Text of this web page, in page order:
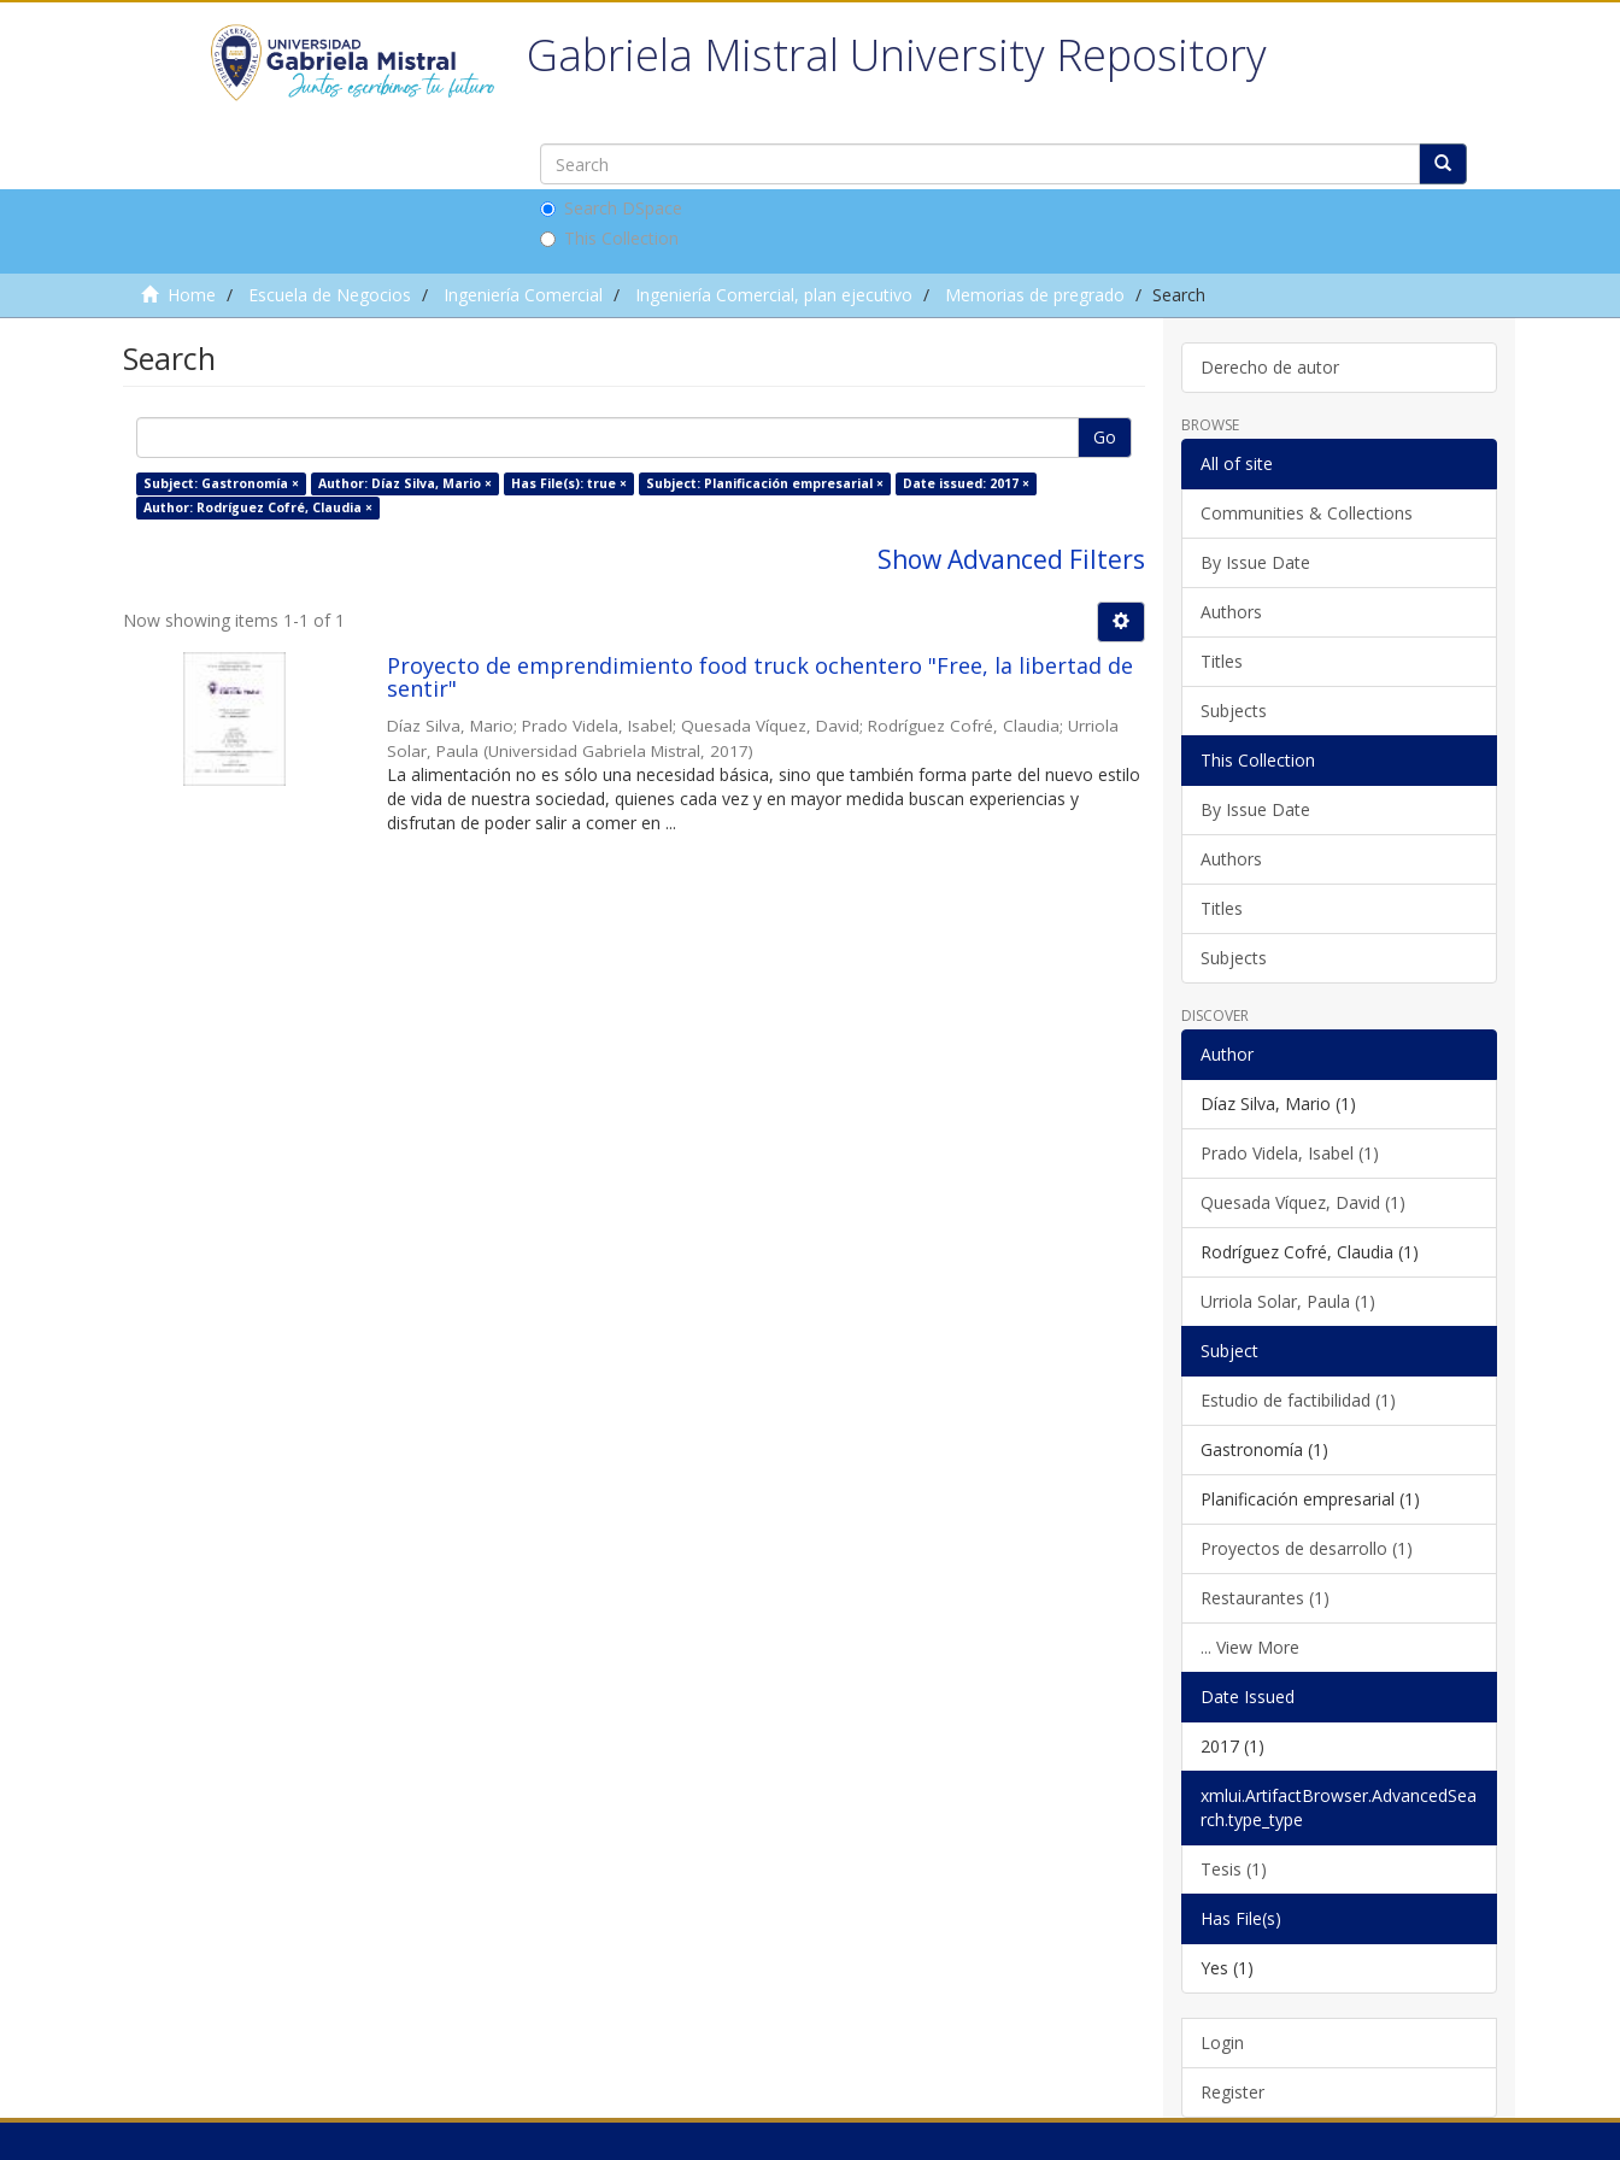
Gabriela Mistral University Repository
Search DSpace
This Collection
Home Escuela de Negocios Ingeniería Comercial Ingeniería Comercial, plan ejecutivo Memorias de pregrado Search
Search
Go
Subject: Gastronomía × Author: Díaz Silva, Mario × Has File(s): true × Subject: Planificación empresarial ×
Date issued: 2017 ×
Author: Rodríguez Cofré, Claudia ×
Show Advanced Filters
Now showing items 1-1 of 1
Proyecto de emprendimiento food truck ochentero "Free, la libertad de
sentir"
Díaz Silva, Mario; Prado Videla, Isabel; Quesada Víquez, David; Rodríguez Cofré, Claudia; Urriola
Solar, Paula (Universidad Gabriela Mistral 2017)
La alimentación no es sólo una necesidad básica, sino que también forma parte del nuevo estilo
de vida de nuestra sociedad, quienes cada vez y en mayor medida buscan experiencias y
disfrutan de poder salir a comer en ...
Derecho de autor
BROWSE
All of site
Communities & Collections
By Issue Date
Authors
Titles
Subjects
This Collection
By Issue Date
Authors
Titles
Subjects
DISCOVER
Author
Díaz Silva, Mario (1)
Prado Videla, Isabel (1)
Quesada Víquez, David (1)
Rodríguez Cofré, Claudia (1)
Urriola Solar, Paula (1)
Subject
Estudio de factibilidad (1)
Gastronomía (1)
Planificación empresarial (1)
Proyectos de desarrollo (1)
Restaurantes (1)
... View More
Date Issued
2017 (1)
xmlui.ArtifactBrowser.AdvancedSea
rch.type_type
Tesis (1)
Has File(s)
Yes (1)
Login
Register